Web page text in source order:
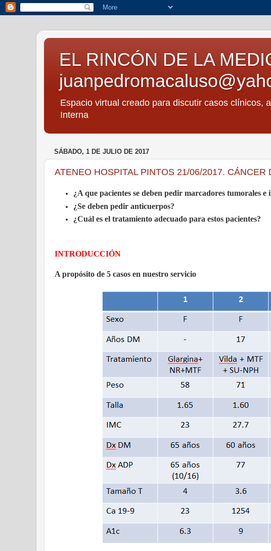
EL RINCÓN DE LA
Espacio virtual creado para discutir casos clínicos,
Interna
SÁBADO, 1 DE JULIO DE 2017
ATENEO HOSPITAL PINTOS 21/06/2017.
¿A que pacientes se deben pedir marcadores tumorales e
¿Se deben pedir anticuerpos?
¿Cuál es el tratamiento adecuado para estos pacientes?
INTRODUCCIÓN
A propósito de 5 casos en nuestro servicio